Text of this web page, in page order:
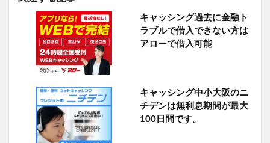
キャッシング過去に金融ト
ラブルで借入できない方は
アローで借入可能
キャッシング中小大阪のニ
チデンは無利息期間が最大
100日間です。